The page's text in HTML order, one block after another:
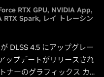
RTX GPU NVIDIA App
RTX Spark レイ トレーシン
DLSS 4.5 にアップグレー
ップデートがリリースされ
ナーのグラフィックス カー